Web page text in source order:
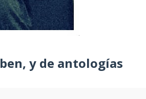
y de antologías